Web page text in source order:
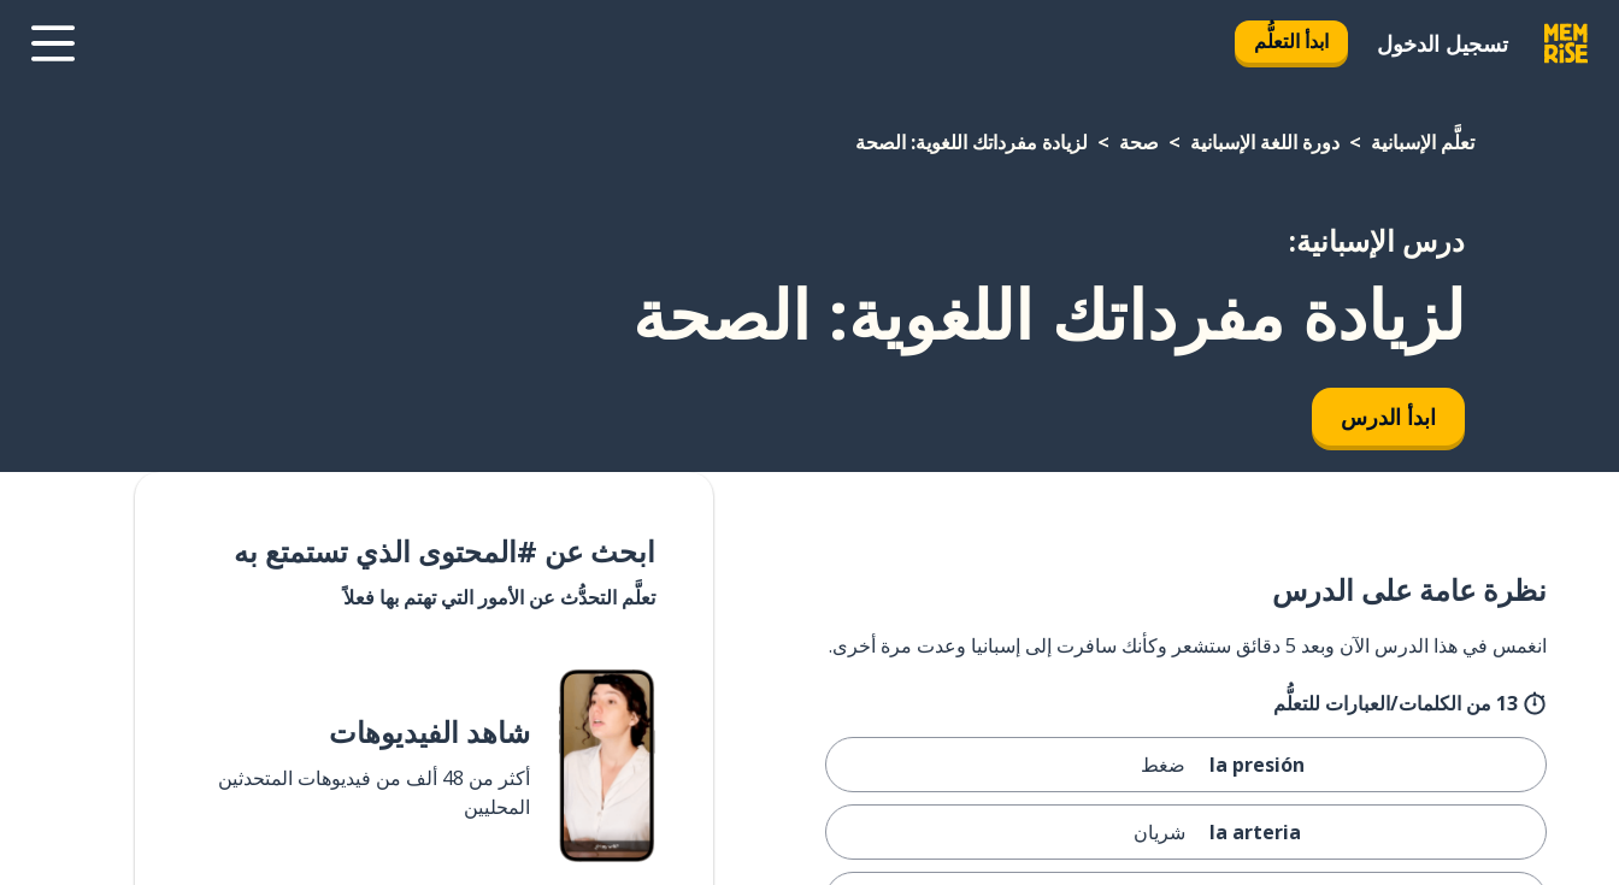
تسجيل الدخول ابدأ التعلُّم
تعلَّم الإسبانية دورة اللغة الإسبانية صحة لزيادة مفرداتك اللغوية: الصحة
درس الإسبانية:
لزيادة مفرداتك اللغوية: الصحة
ابدأ الدرس
نظرة عامة على الدرس
انغمس في هذا الدرس الآن وبعد 5 دقائق ستشعر وكأنك سافرت إلى إسبانيا وعدت مرة أخرى.
13 من الكلمات/العبارات للتعلُّم
la presión ضغط
la arteria شريان
ابحث عن #المحتوى الذي تستمتع به
تعلَّم التحدُّث عن الأمور التي تهتم بها فعلاً
شاهد الفيديوهات
أكثر من 48 ألف من فيديوهات المتحدثين
المحليين